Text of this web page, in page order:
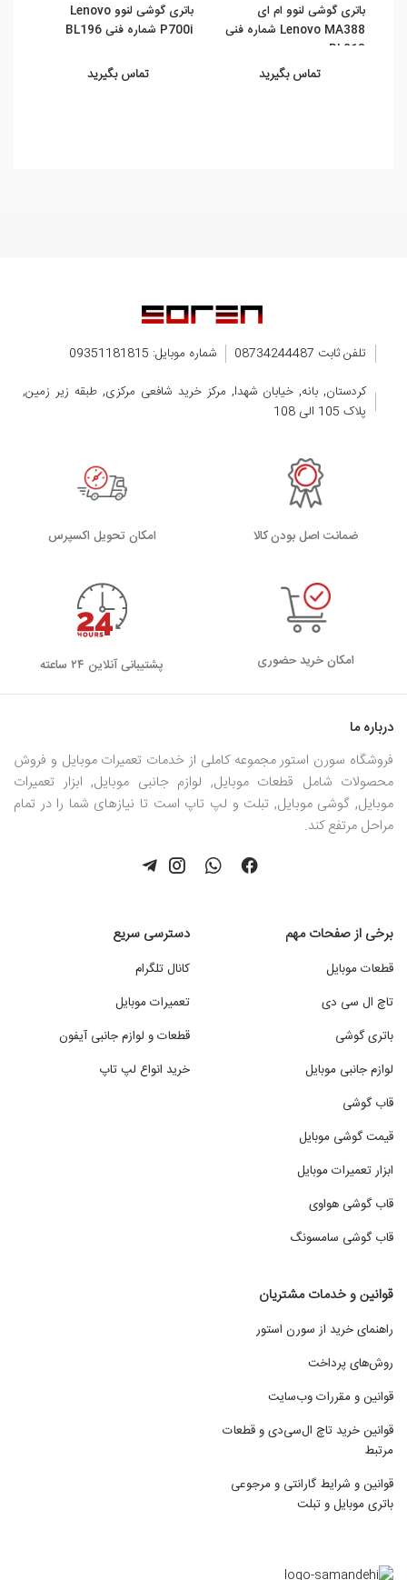
باتری گوشی لنوو ام ای
Lenovo MA388 شماره فنی
BL213
تماس بگیرید
باتری گوشی لنوو Lenovo
P700i شماره فنی BL196
تماس بگیرید
تلفن ثابت 08734244487
شماره موبایل: 09351181815
کردستان, بانه, خیابان شهدا, مرکز خرید شافعی مرکزی, طبقه زیر زمین,
پلاک 105 الی 108
ضمانت اصل بودن کالا اﻣﮑﺎن ﺗﺤﻮﯾﻞ اﮐﺴﭙﺮس
امکان خرید حضوری پشتیبانی آنلاین ۲۴ ساعته
درباره ما
فروشگاه سورن استور مجموعه کاملی از خدمات تعمیرات موبایل و فروش
محصولات شامل قطعات موبایل, لوازم جانبی موبایل, ابزار تعمیرات
موبایل, گوشی موبایل, تبلت و لپ تاپ است تا نیازهای شما را در تمام
مراحل مرتفع کند.
برخی از صفحات مهم
قطعات موبایل
تاچ ال سی دی
باتری گوشی
لوازم جانبی موبایل
قاب گوشی
قیمت گوشی موبایل
ابزار تعمیرات موبایل
قاب گوشی هواوی
قاب گوشی سامسونگ
دسترسی سریع
کانال تلگرام
تعمیرات موبایل
قطعات و لوازم جانبی آیفون
خرید انواع لپ تاپ
قوانین و خدمات مشتریان
راهنمای خرید از سورن استور
روش‌های پرداخت
قوانین و مقررات وب‌سایت
قوانین خرید تاچ ال‌سی‌دی و قطعات
مرتبط
قوانین و شرایط گارانتی و مرجوعی
باتری موبایل و تبلت